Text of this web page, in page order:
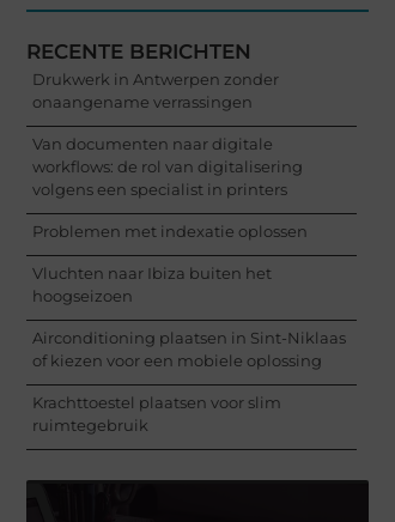
RECENTE BERICHTEN
Drukwerk in Antwerpen zonder
onaangename verrassingen
Van documenten naar digitale
workflows: de rol van digitalisering
volgens een specialist in printers
Problemen met indexatie oplossen
Vluchten naar Ibiza buiten het
hoogseizoen
Airconditioning plaatsen in Sint-Niklaas
of kiezen voor een mobiele oplossing
Krachttoestel plaatsen voor slim
ruimtegebruik